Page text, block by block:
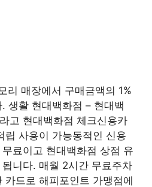
리 매장에서 구매금액의 1%
생활 현대백화점 – 현대백
고 현대백화점 체크신용카
립 사용이 가능동적인 신용
료이고 현대백화점 상점 유
니다. 매월 2시간 무료주차
카드로 해피포인트 가맹점에